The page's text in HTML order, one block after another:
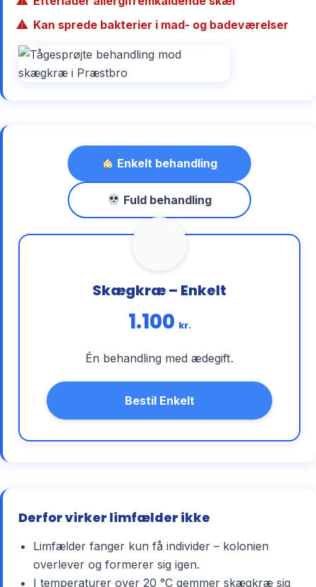
Kan sprede bakterier i mad- og badeværelser
Enkelt behandling
Fuld behandling
Skægkræ – Enkelt
1.100 kr.
Én behandling med ædegift.
Bestil Enkelt
Derfor virker limfælder ikke
Limfælder fanger kun få individer – kolonien
overlever og formerer sig igen.
I temperaturer over 20 °C gemmer skægkræ sig